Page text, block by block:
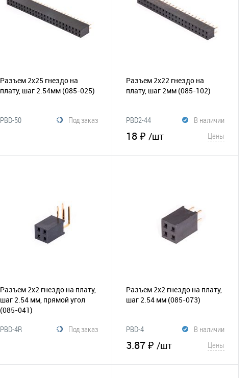
Разъем 2х25 гнездо на
плату, шаг 2.54мм (085-025)
Под заказ
PBD-50
Разъем 2х22 гнездо на
плату, шаг 2мм (085-102)
В наличии
PBD2-44
18 ₽/шт Цены
Разъем 2х2 гнездо на плату,
шаг 2.54 мм, прямой угол
(085-041)
Под заказ
PBD-4R
Разъем 2х2 гнездо на плату,
шаг 2.54 мм (085-073)
В наличии
PBD-4
3.87 ₽/шт Цены